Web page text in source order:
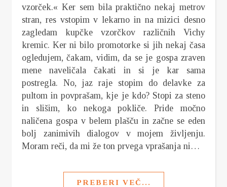
vzorček.« Ker sem bila praktično nekaj metrov
stran, res vstopim v lekarno in na mizici desno
zagledam kupčke vzorčkov različnih Vichy
kremic. Ker ni bilo promotorke si jih nekaj časa
ogledujem, čakam, vidim, da se je gospa zraven
mene naveličala čakati in si je kar sama
postregla. No, jaz raje stopim do delavke za
pultom in povprašam, kje je kdo? Stopi za steno
in slišim, ko nekoga pokliče. Pride močno
naličena gospa v belem plašču in začne se eden
bolj zanimivih dialogov v mojem življenju.
Moram reči, da mi že ton prvega vprašanja ni…
PREBERI VEČ...